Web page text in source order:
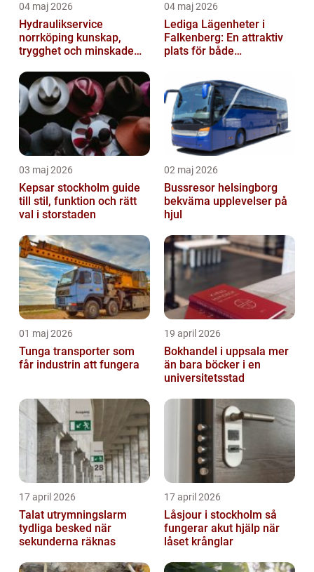
04 maj 2026
Hydraulikservice
norrköping kunskap,
trygghet och minskade
04 maj 2026
Lediga Lägenheter i
Falkenberg: En attraktiv
plats för både
semesterfirare
03 maj 2026
Kepsar stockholm guide
till stil, funktion och rätt
val i storstaden
02 maj 2026
Bussresor helsingborg
bekväma upplevelser på
hjul
01 maj 2026
Tunga transporter som
får industrin att fungera
19 april 2026
Bokhandel i uppsala mer
än bara böcker i en
universitetsstad
17 april 2026
Talat utrymningslarm
tydliga besked när
sekunderna räknas
17 april 2026
Låsjour i stockholm så
fungerar akut hjälp när
låset krånglar